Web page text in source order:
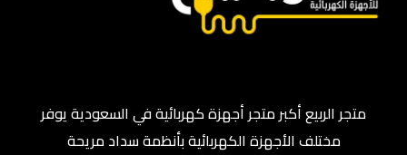
متجر الربيع أكبر متجر أجهزة كهربائية في السعودية يوفر
مختلف الأجهزة الكهربائية بأنظمة سداد مريحة